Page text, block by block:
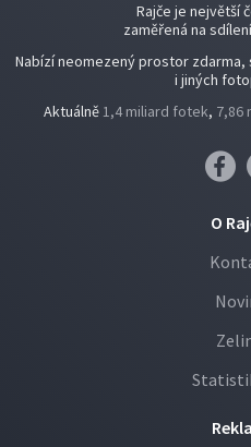
Rajče je největší
zaměřená na
Nabízí neomezený prostor
i jiných
Aktuálně1,4 miliard fotek, 7,86
O